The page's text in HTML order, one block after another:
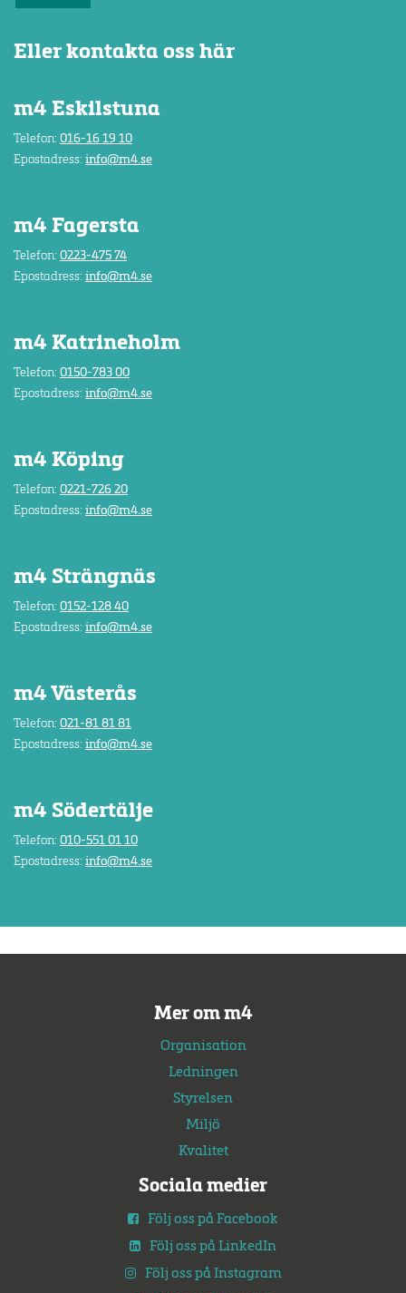
Eller kontakta oss här
m4 Eskilstuna
Telefon: 016-16 19 10
Epostadress: info@m4.se
m4 Fagersta
Telefon: 0223-475 74
Epostadress: info@m4.se
m4 Katrineholm
Telefon: 0150-783 00
Epostadress: info@m4.se
m4 Köping
Telefon: 0221-726 20
Epostadress: info@m4.se
m4 Strängnäs
Telefon: 0152-128 40
Epostadress: info@m4.se
m4 Västerås
Telefon: 021-81 81 81
Epostadress: info@m4.se
m4 Södertälje
Telefon: 010-551 01 10
Epostadress: info@m4.se
Mer om m4
Organisation
Ledningen
Styrelsen
Miljö
Kvalitet
Sociala medier
Följ oss på Facebook
Följ oss på LinkedIn
Följ oss på Instagram